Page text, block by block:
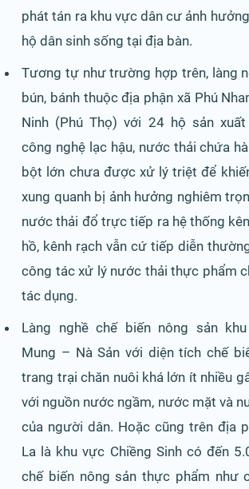
phát tán ra khu vực dân cư ảnh
hộ dân sinh sống tại địa bàn.
Tương tự như trường hợp trên, làng
bún, bánh thuộc địa phận xã Phú
Ninh (Phú Thọ) với 24 hộ sản
công nghệ lạc hậu, nước thải chứa
bột lớn chưa được xử lý triệt để
xung quanh bị ảnh hưởng nghiêm
nước thải đổ trực tiếp ra hệ thống
hồ, kênh rạch vẫn cứ tiếp diễn
công tác xử lý nước thải thực phẩm
tác dụng.
Làng nghề chế biến nông sản
Mung – Nà Sản với diện tích chế
trang trại chăn nuôi khá lớn ít nhiều
với nguồn nước ngầm, nước mặt và
của người dân. Hoặc cũng trên địa
La là khu vực Chiềng Sinh có đến
chế biến nông sản thực phẩm như